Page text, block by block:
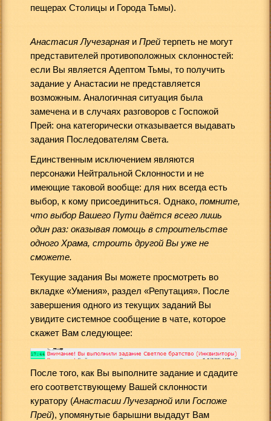
пещерах Столицы и Города Тьмы).
Анастасия Лучезарная и Прей терпеть не могут
представителей противоположных склонностей:
если Вы является Адептом Тьмы, то получить
задание у Анастасии не представляется
возможным. Аналогичная ситуация была
замечена и в случаях разговоров с Госпожой
Прей: она категорически отказывается выдавать
задания Последователям Света.
Единственным исключением являются
персонажи Нейтральной Склонности и не
имеющие таковой вообще: для них всегда есть
выбор, к кому присоединиться. Однако, помните,
что выбор Вашего Пути даётся всего лишь
один раз: оказывая помощь в строительстве
одного Храма, строить другой Вы уже не
сможете.
Текущие задания Вы можете просмотреть во
вкладке «Умения», раздел «Репутация». После
завершения одного из текущих заданий Вы
увидите системное сообщение в чате, которое
скажет Вам следующее:
После того, как Вы выполните задание и сдадите
его соответствующему Вашей склонности
куратору (Анастасии Лучезарной или Госпоже
Прей), упомянутые барышни выдадут Вам